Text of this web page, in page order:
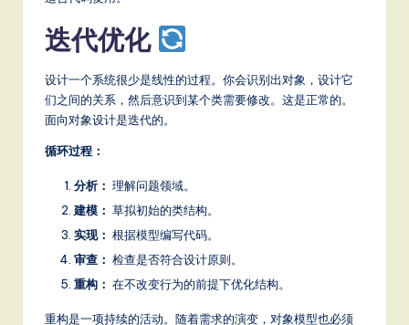
迭代优化
设计一个系统很少是线性的过程。你会识别出对象，设计它
们之间的关系，然后意识到某个类需要修改。这是正常的。
面向对象设计是迭代的。
循环过程：
分析： 理解问题领域。
建模： 草拟初始的类结构。
实现： 根据模型编写代码。
审查： 检查是否符合设计原则。
重构： 在不改变行为的前提下优化结构。
重构是一项持续的活动。随着需求的演变，对象模型也必须